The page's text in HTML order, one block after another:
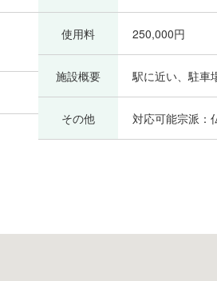
使用料 250,000円
施設概要 駅に近い、駐車
その他 対応可能宗派：